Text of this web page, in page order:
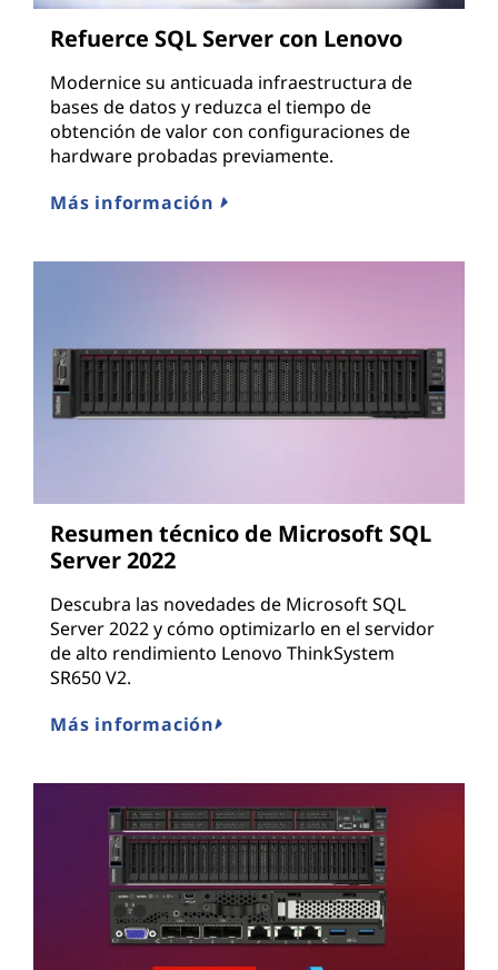
Refuerce SQL Server con Lenovo
Modernice su anticuada infraestructura de
bases de datos y reduzca el tiempo de
obtención de valor con configuraciones de
hardware probadas previamente.
Más información
Resumen técnico de Microsoft SQL
Server 2022
Descubra las novedades de Microsoft SQL
Server 2022 y cómo optimizarlo en el servidor
de alto rendimiento Lenovo ThinkSystem
SR650 V2.
Más información